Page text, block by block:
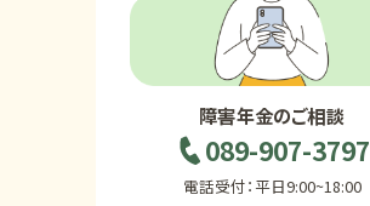
障害年金の基礎知識
障害年金の金額
障害年金のご相談
089-907-3797
電話受付：平日9:00~18:00